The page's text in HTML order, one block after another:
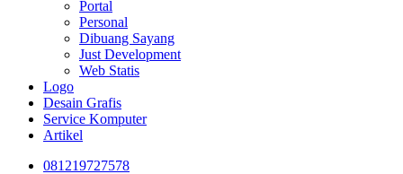
Portal
Personal
Dibuang Sayang
Just Development
Web Statis
Logo
Desain Grafis
Service Komputer
Artikel
081219727578